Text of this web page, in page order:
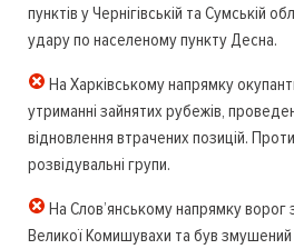
пунктів у Чернігівській та Сумській
удару по населеному пункту Десна.
На Харківському напрямку
утриманні зайнятих рубежів,
відновлення втрачених позицій.
розвідувальні групи.
На Слов’янському напрямку ворог
Великої Комишувахи та був змушений